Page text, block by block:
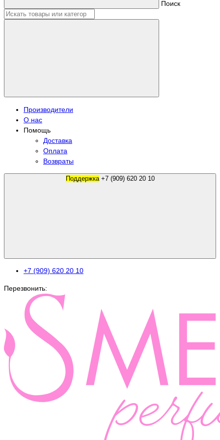
Поиск
Производители
О нас
Помощь
Доставка
Оплата
Возвраты
Поддержка +7 (909) 620 20 10
+7 (909) 620 20 10
Перезвонить: